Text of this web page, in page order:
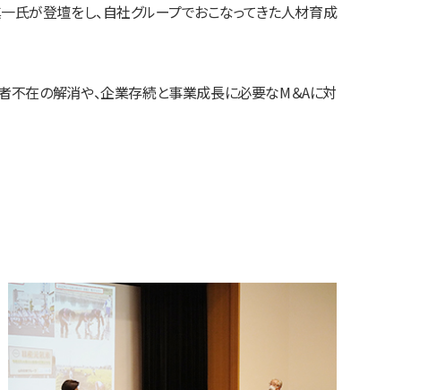
氏が登壇をし、自社グループでおこなってきた人材育成
不在の解消や、企業存続と事業成長に必要なM＆Aに対